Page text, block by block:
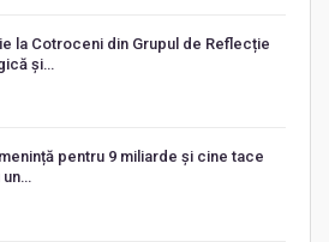
la Cotroceni din Grupul de Reflecție
și…
pentru 9 miliarde și cine tace
un…